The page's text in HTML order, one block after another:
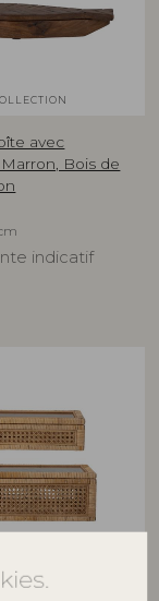
avec
Bois de
indicatif